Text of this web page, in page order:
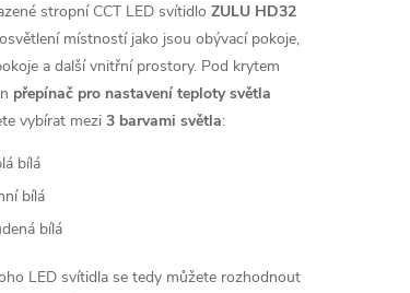
stropní CCT LED svítidlo ZULU HD32
místností jako jsou obývací pokoje,
a další vnitřní prostory. Pod krytem
přepínač pro nastavení teploty světla
vybírat mezi 3 barvami světla:
bílá
bílá
bílá
LED svítidla se tedy můžete rozhodnout